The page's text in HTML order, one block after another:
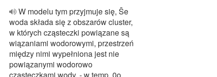
W modelu tym przyjmuje się, Ŝe
woda składa się z obszarów cluster,
w których cząsteczki powiązane są
wiązaniami wodorowymi, przestrzeń
między nimi wypełniona jest nie
powiązanymi wodorowo